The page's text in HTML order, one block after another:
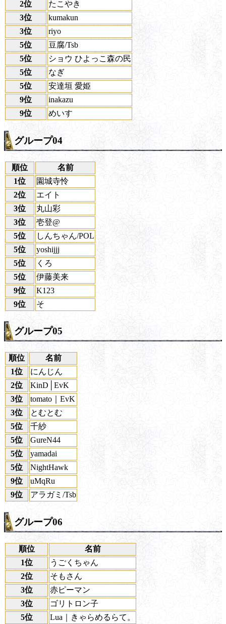
2位
たこやき
3位
kumakun
3位
riyo
5位
豆腐/Tsb
5位
ショウ ひよっこ森の民
5位
なぎ
5位
安達垣 愛姫
9位
inakazu
9位
めいす
グループ04
順位
名前
1位
園城寺怜
2位
エイト
3位
丸山彩
3位
壱登@
5位
しんちゃん/POL
5位
yoshijjj
5位
くろ
5位
伊藤美来
9位
K123
9位
そ
グループ05
順位
名前
1位
にんじん
2位
KinD│EvK
3位
tomato｜EvK
3位
とむとむ
5位
千紗
5位
GureN44
5位
yamadai
5位
NightHawk
9位
uMqRu
9位
アラガミ/Tsb
グループ06
順位
名前
1位
うごくちゃん
2位
そもさん
3位
赤ピーマン
3位
ゴリトロン子
5位
Lua｜きゃらめるらて。